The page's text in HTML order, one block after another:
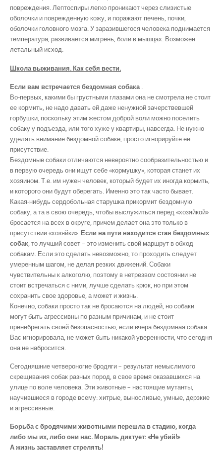
повреждения. Лептоспиры легко проникают через слизистые
оболочки и поврежденную кожу, и поражают печень, почки,
оболочки головного мозга. У заразившегося человека поднимается
температура, развивается мигрень, боли в мышцах. Возможен
летальный исход.
Школа выживания. Как себя вести.
Если вам встречается бездомная собака.
Во-первых, какими бы грустными глазами она не смотрела не стоит
ее кормить, не надо давать ей даже ненужной зачерствевшей
горбушки, поскольку этим жестом доброй воли можно поселить
собаку у подъезда, или того хуже у квартиры, навсегда. Не нужно
уделять внимание бездомной собаке, просто игнорируйте ее
присутствие.
Бездомные собаки отличаются невероятно сообразительностью и
в первую очередь они ищут себе «кормушку», которая станет их
хозяином. Т.е. им нужен человек, который будет их иногда кормить,
и которого они будут оберегать. Именно это так часто бывает.
Какая-нибудь сердобольная старушка прикормит бездомную
собаку, а та в свою очередь, чтобы выслужиться перед «хозяйкой»
бросается на всех в округе, причем делает она это только в
присутствии «хозяйки». Если на пути находится стая бездомных
собак, то лучший совет – это изменить свой маршрут в обход
собакам. Если это сделать невозможно, то проходить следует
умеренным шагом, не делая резких движений. Собаки
чувствительны к алкоголю, поэтому в нетрезвом состоянии не
стоит встречаться с ними, лучше сделать крюк, но при этом
сохранить свое здоровье, а может и жизнь.
Конечно, собаки просто так не бросаются на людей, но собаки
могут быть агрессивны по разным причинам, и не стоит
пренебрегать своей безопасностью, если вчера бездомная собака
Вас игнорировала, не может быть никакой уверенности, что сегодня
она не набросится.
Сегодняшние четвероногие бродяги – результат немыслимого
скрещивания собак разных пород, в свое время оказавшихся на
улице по воле человека. Эти животные – настоящие мутанты,
научившиеся в городе всему: хитрые, выносливые, умные, дерзкие
и агрессивные.
Борьба с бродячими животными перешла в стадию, когда
либо мы их, либо они нас. Мораль диктует: «Не убий!»
А жизнь заставляет стрелять!